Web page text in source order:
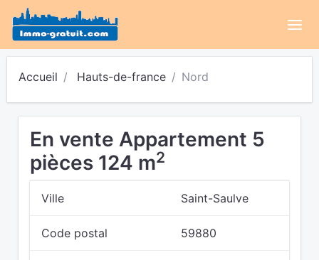
Accueil Hauts-de-france Nord
En vente Appartement 5
pièces 124 m2
Ville Saint-Saulve
Code postal 59880